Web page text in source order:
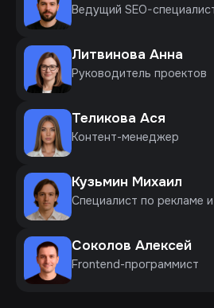
Ведущий SEO-
Литвинова Анна
Руководитель проектов
Теликова Ася
Контент-менеджер
Кузьмин Михаил
Специалист по рекламе
Соколов Алексей
Frontend-программист